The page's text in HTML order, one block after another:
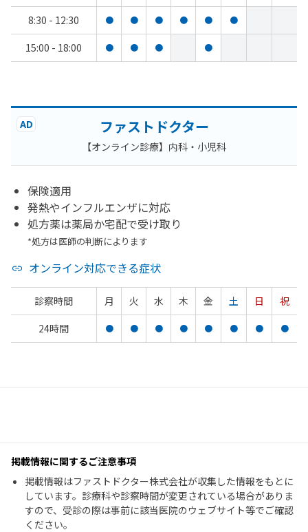
8:30 - 12:30
● ● ● ● ● ●
15:00 - 18:00 ● ● ● ●
AD ファストドクター
【オンライン診療】内科・小児科
保険適用
発熱やインフルエンザに対応
処方薬は薬局か宅配で受け取り
*処方は医師の判断によります
オンライン対応できる症状
診察時間 月 火 水 木 金 土 日
祝
24時間
● ● ● ● ● ● ● ●
掲載情報に関するご注意事項
掲載情報はファストドクター株式会社が収集した情報をもとに
しています。診療科や診察時間が変更されている場合がありま
すので、受診の際は事前に該当医院のウェブサイト等でご確認
ください。